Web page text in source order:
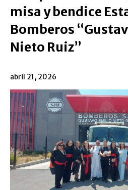
misa y bendice
Bomberos
Nieto Ruiz”
abril 21, 2026